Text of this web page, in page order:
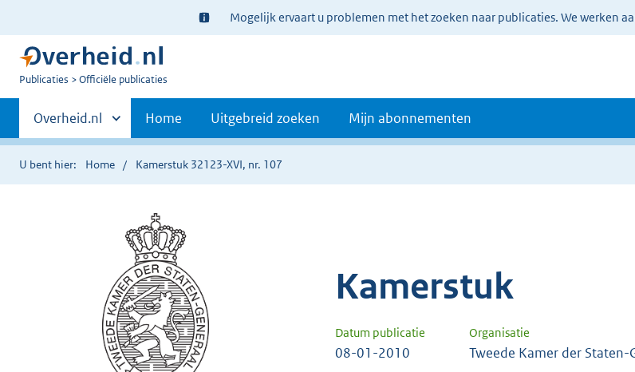
Ter
informatie:
Mogelijk ervaart u problemen met het zoeken naar publicaties. We werken
U
Publicaties Officiële publicaties
Primaire
navigatie
Andere
sites
binnen
Overheid.nl Home Uitgebreid zoeken Mijn abonnementen
U bent hier: Home Kamerstuk 32123-XVI, nr. 107
Kamerstuk
Datum publicatie Organisatie
08-01-2010 Tweede Kamer der Staten-